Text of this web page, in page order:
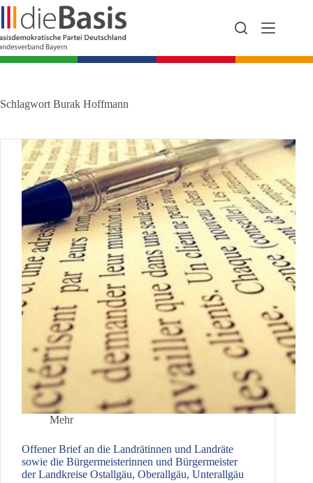
Zum
Inhalt
springen
Schlagwort Burak Hoffmann
Mehr
Offener Brief an die Landrätinnen und Landräte
sowie die Bürgermeisterinnen und Bürgermeister
der Landkreise Ostallgäu, Oberallgäu, Unterallgäu